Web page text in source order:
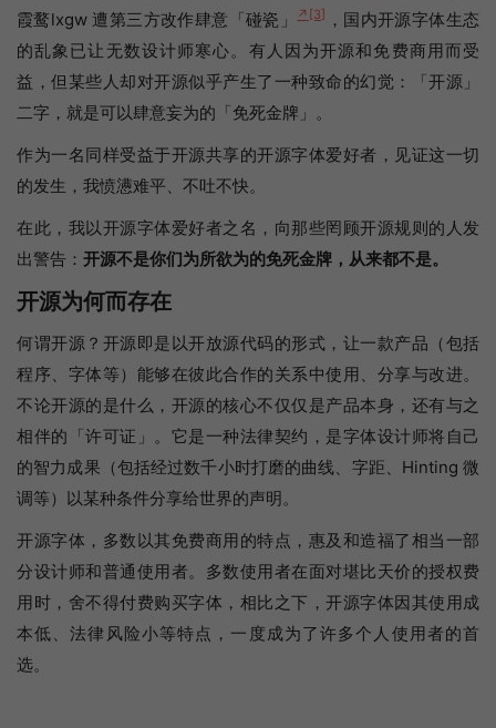
霞鹜lxgw 遭第三方改作肆意「碰瓷」↗[3]
，国内开源字体生态
的乱象已让无数设计师寒心。有人因为开源和免费商用而受
益，但某些人却对开源似乎产生了一种致命的幻觉：「开源」
二字，就是可以肆意妄为的「免死金牌」。
作为一名同样受益于开源共享的开源字体爱好者，见证这一切
的发生，我愤懑难平、不吐不快。
在此，我以开源字体爱好者之名，向那些罔顾开源规则的人发
出警告： 开源不是你们为所欲为的免死金牌，从来都不是。
开源为何而存在
何谓开源？开源即是以开放源代码的形式，让一款产品（包括
程序、字体等）能够在彼此合作的关系中使用、分享与改进。
不论开源的是什么，开源的核心不仅仅是产品本身，还有与之
相伴的「许可证」。它是一种法律契约，是字体设计师将自己
的智力成果（包括经过数千小时打磨的曲线、字距、Hinting 微
调等）以某种条件分享给世界的声明。
开源字体，多数以其免费商用的特点，惠及和造福了相当一部
分设计师和普通使用者。多数使用者在面对堪比天价的授权费
用时，舍不得付费购买字体，相比之下，开源字体因其使用成
本低、法律风险小等特点，一度成为了许多个人使用者的首
选。